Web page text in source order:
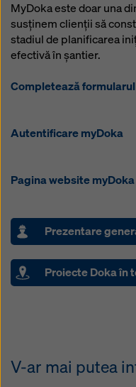
MyDoka este doar una
susținem clienții să
stadiul de planificarea
efectivă în șantier.
Completează
Autentificare myDoka
Pagina website myDoka
Prezentare
Proiecte Doka în
V-ar mai putea